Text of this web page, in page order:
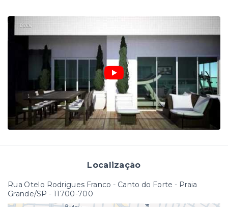
Localização
Rua Otelo Rodrigues Franco - Canto do Forte - Praia
Grande/SP - 11700-700